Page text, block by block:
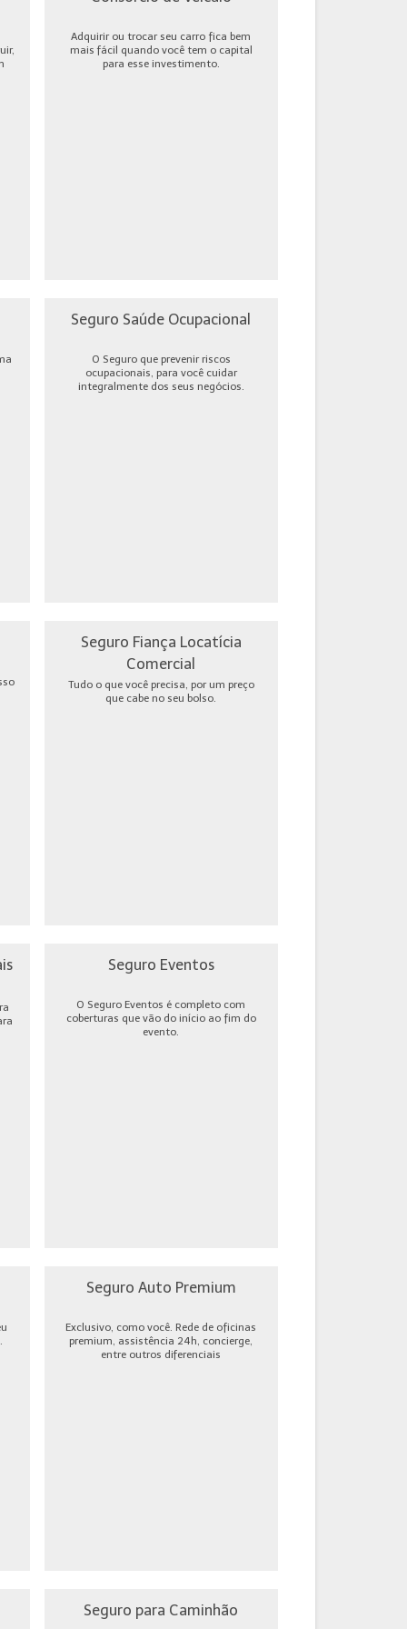
Adquirir ou trocar seu carro fica bem
mais fácil quando você tem o capital
para esse investimento.
Seguro Saúde Ocupacional
O Seguro que prevenir riscos
ocupacionais, para você cuidar
integralmente dos seus negócios.
Seguro Fiança Locatícia
Comercial
Tudo o que você precisa, por um preço
que cabe no seu bolso.
Seguro Eventos
O Seguro Eventos é completo com
coberturas que vão do início ao fim do
evento.
Seguro Auto Premium
Exclusivo, como você. Rede de oficinas
premium, assistência 24h, concierge,
entre outros diferenciais
Seguro para Caminhão